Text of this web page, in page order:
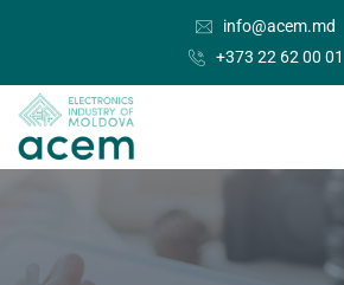
info@acem.md
+373 22 62 00 01